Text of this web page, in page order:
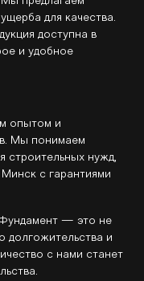
для качества.
доступна в
и удобное
опытом и
Мы понимаем
строительных нужд,
с гарантиями
— это не
долгожительства и
с нами станет